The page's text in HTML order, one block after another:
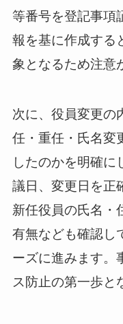
等番号を登記事項
報を基に作成する
象となるため注意
次に、役員変更の
任・重任・氏名変
したのかを明確に
議日、変更日を正
新任役員の氏名・
有無なども確認し
ーズに進みます。
ス防止の第一歩と